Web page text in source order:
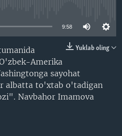
9:58
Yuklab oling
Amerika
sayohat
albatta to'xtab o'tadigan
Navbahor Imamova